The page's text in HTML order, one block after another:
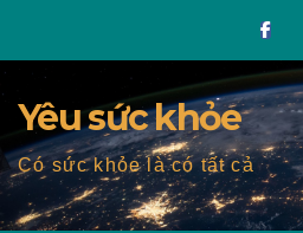
Yêu sức khỏe
Có sức khỏe là có tất cả